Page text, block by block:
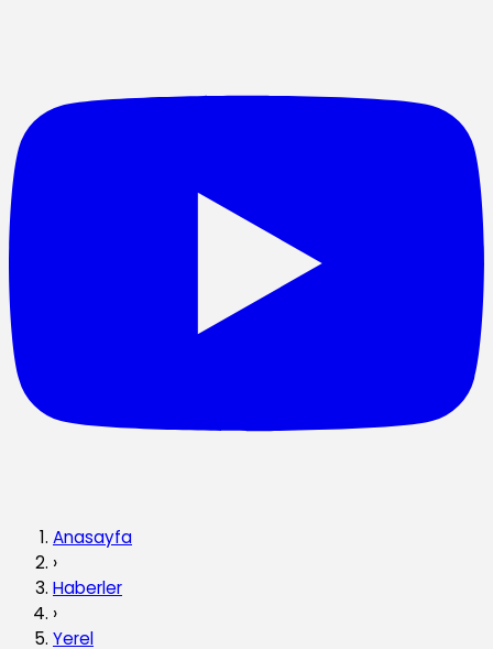
Anasayfa
›
Haberler
›
Yerel